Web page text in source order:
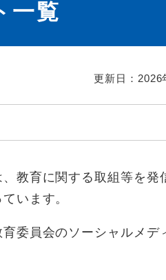
一覧
更新日：2026
教育に関する取組等を発
います。
委員会のソーシャルメデ